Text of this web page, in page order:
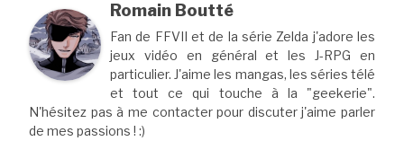
Romain Boutté
Fan de FFVII et de la série Zelda j'adore les
jeux vidéo en général et les J-RPG en
particulier. J'aime les mangas, les séries télé
et tout ce qui touche à la "geekerie".
N'hésitez pas à me contacter pour discuter j'aime parler
de mes passions ! :)